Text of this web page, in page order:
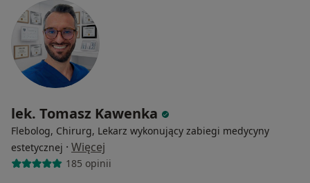
lek. Tomasz Kawenka
Flebolog, Chirurg, Lekarz wykonujący zabiegi medycyny
estetycznej · Więcej
185 opinii